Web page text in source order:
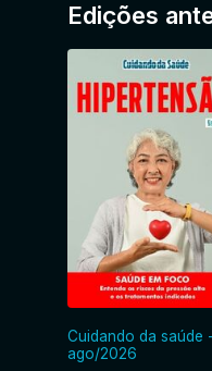
Edições
Cuidando da saúde -
ago/2026